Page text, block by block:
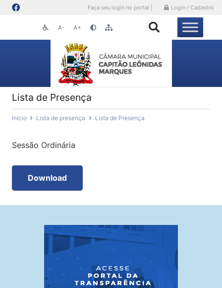
Faça seu login no portal | Login / Cadastro
A- A+
Lista de Presença
Início Lista de presença Lista de Presença
Sessão Ordinária
Download